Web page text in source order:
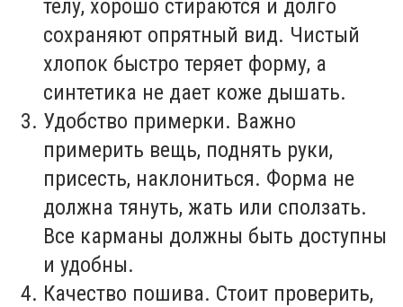
телу, хорошо стираются и долго
сохраняют опрятный вид. Чистый
хлопок быстро теряет форму, а
синтетика не дает коже дышать.
Удобство примерки. Важно
примерить вещь, поднять руки,
присесть, наклониться. Форма не
должна тянуть, жать или сползать.
Все карманы должны быть доступны
и удобны.
Качество пошива. Стоит проверить,